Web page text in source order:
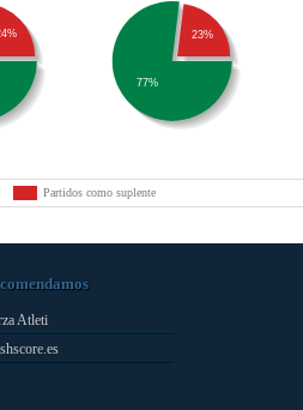
77%
23%
Partidos como suplente
Atleti